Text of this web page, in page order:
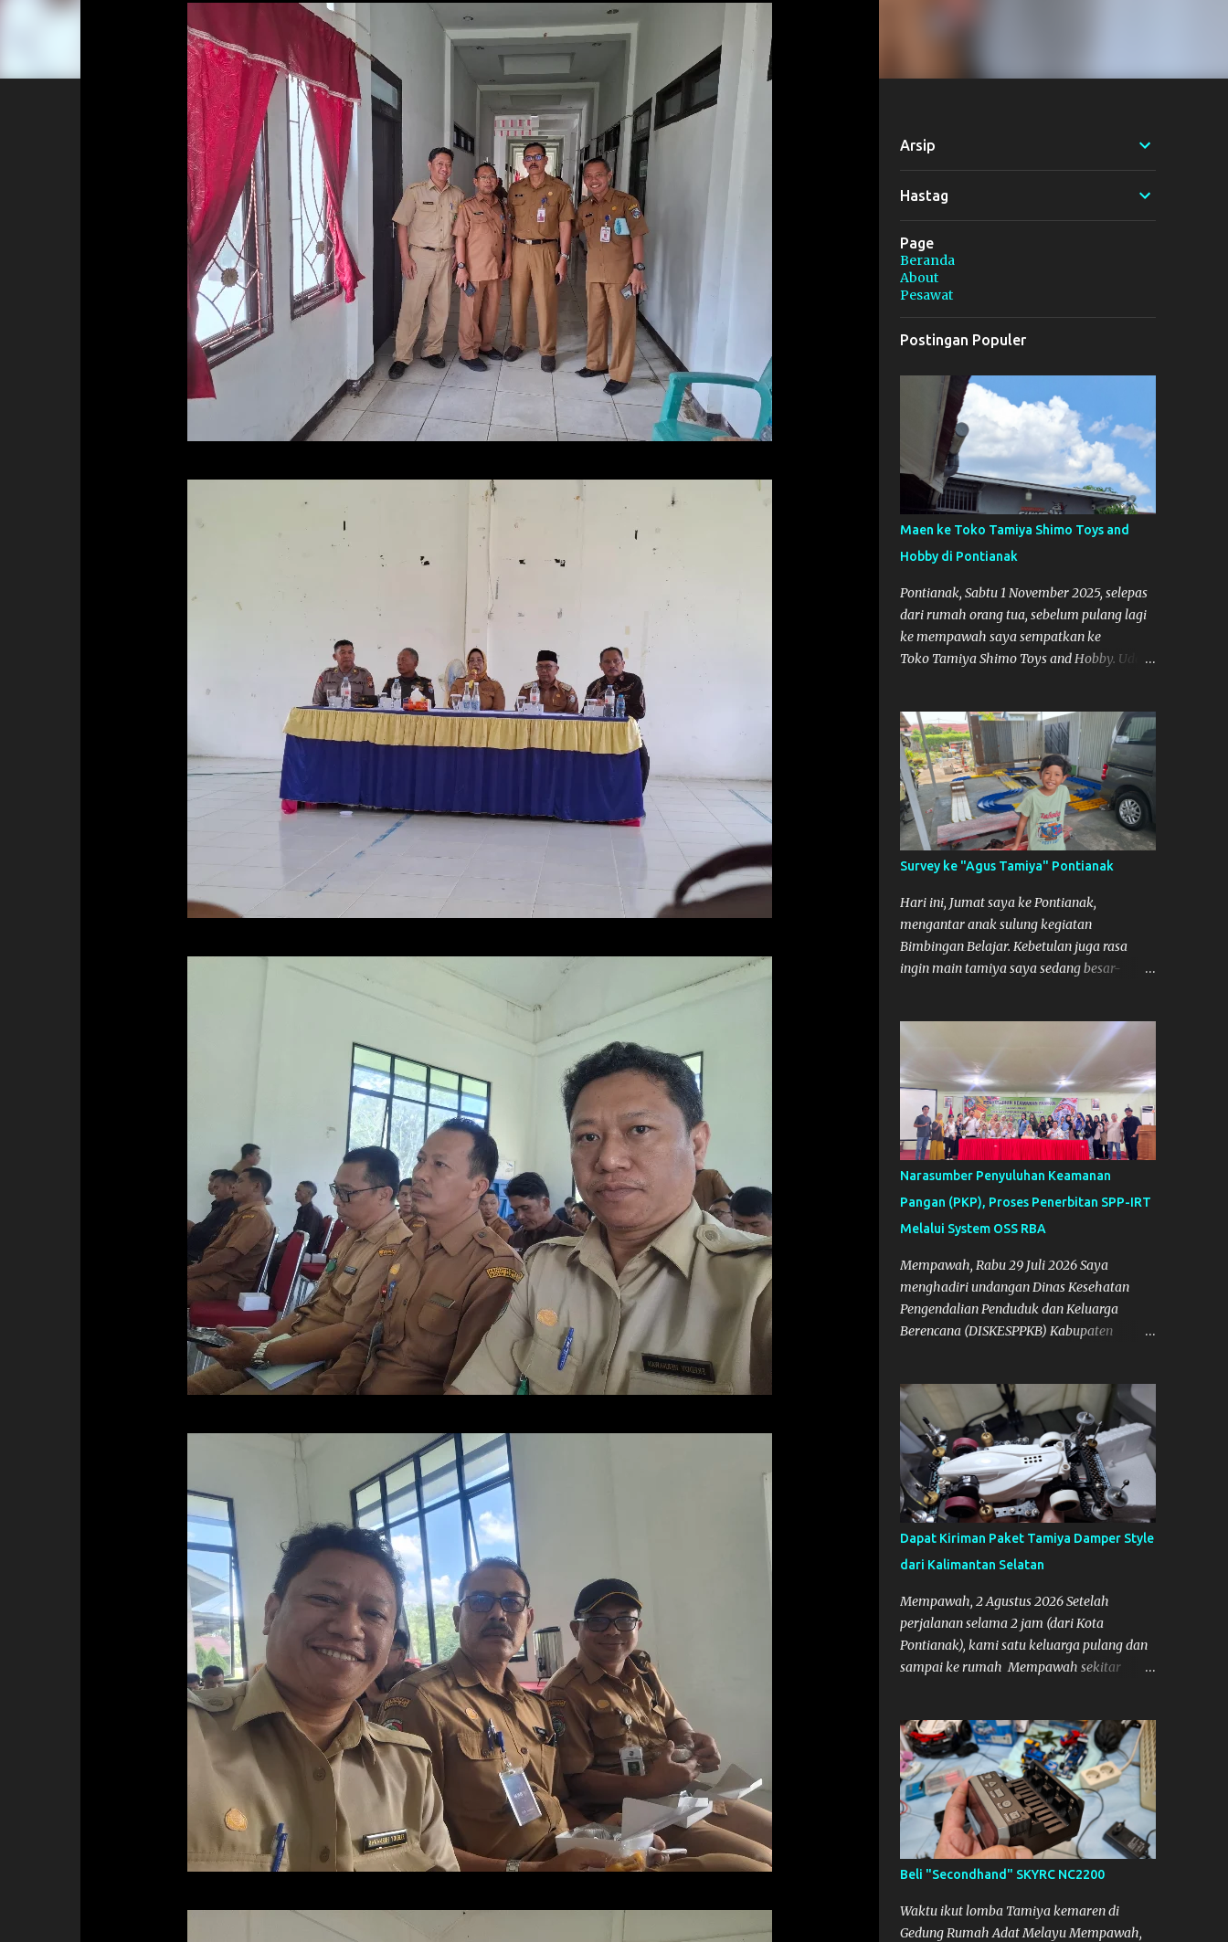
Arsip
Hastag
Page
Beranda
About
Pesawat
Postingan Populer
Maen ke Toko Tamiya Shimo Toys and
Hobby di Pontianak
Pontianak, Sabtu 1 November 2025, selepas
dari rumah orang tua, sebelum pulang lagi
ke mempawah saya sempatkan ke
Toko Tamiya Shimo Toys and Hobby. Udah
pengen tahu tempatnya. Datang dari
Mempawah kesini jam 12 lewat kalau ndak
salah., tokonya belum buka. kata ibu2
pemilik, bukanya di jam 1. Saya pulang dulu
ke rumah ortu di Sepakat, untuk istirahat.
So malamnya sebelum pulang ke
Mempawah saya sempatkan lagi kesini.
Saya belanja beberapa part disini. Untuk
Lokasi Tempat:
Survey ke "Agus Tamiya" Pontianak
Hari ini, Jumat saya ke Pontianak,
mengantar anak sulung kegiatan
Bimbingan Belajar. Kebetulan juga rasa
ingin main tamiya saya sedang besar-
Daripada bengong dan sambil nunggu anak
pulang, saya pikir enak kali ya main
Tamiya di Pontianak. Muzkha di Lokasi
Agus Tamiya
Narasumber Penyuluhan Keamanan
Pangan (PKP), Proses Penerbitan SPP-IRT
Melalui System OSS RBA
Mempawah, Rabu 29 Juli 2026 Saya
menghadiri undangan Dinas Kesehatan
Pengendalian Penduduk dan Keluarga
Berencana (DISKESPPKB) Kabupaten
Pangan di Kabupaten Mempawah.
Dokumentasi: Foto Bersama Peserta PKP
Dapat Kiriman Paket Tamiya Damper Style
dari Kalimantan Selatan
Mempawah, 2 Agustus 2026 Setelah
perjalanan selama 2 jam (dari Kota
Pontianak), kami satu keluarga pulang dan
sampai ke rumah Mempawah sekitar
Kalimantan Selatan. Tamiya IDC
Beli "Secondhand" SKYRC NC2200
Waktu ikut lomba Tamiya kemaren di
Gedung Rumah Adat Melayu Mempawah,